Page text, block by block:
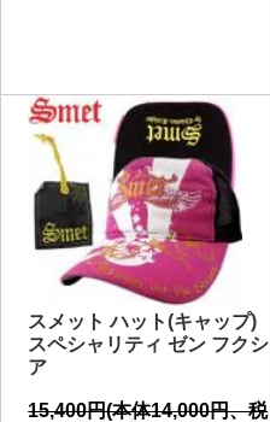
スメット ハット(キャップ)
スペシャリティ ゼン フクシ
ア
15,400円(本体14,000円、税